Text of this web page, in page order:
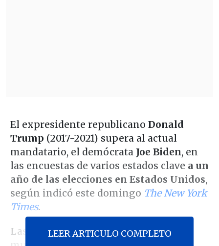
El expresidente republicano Donald
Trump (2017-2021) supera al actual
mandatario, el demócrata Joe Biden, en
las encuestas de varios estados clave a un
año de las elecciones en Estados Unidos,
según indicó este domingo The New York
Times.
Las encuestas del diario y Siena Poll
LEER ARTICULO COMPLETO